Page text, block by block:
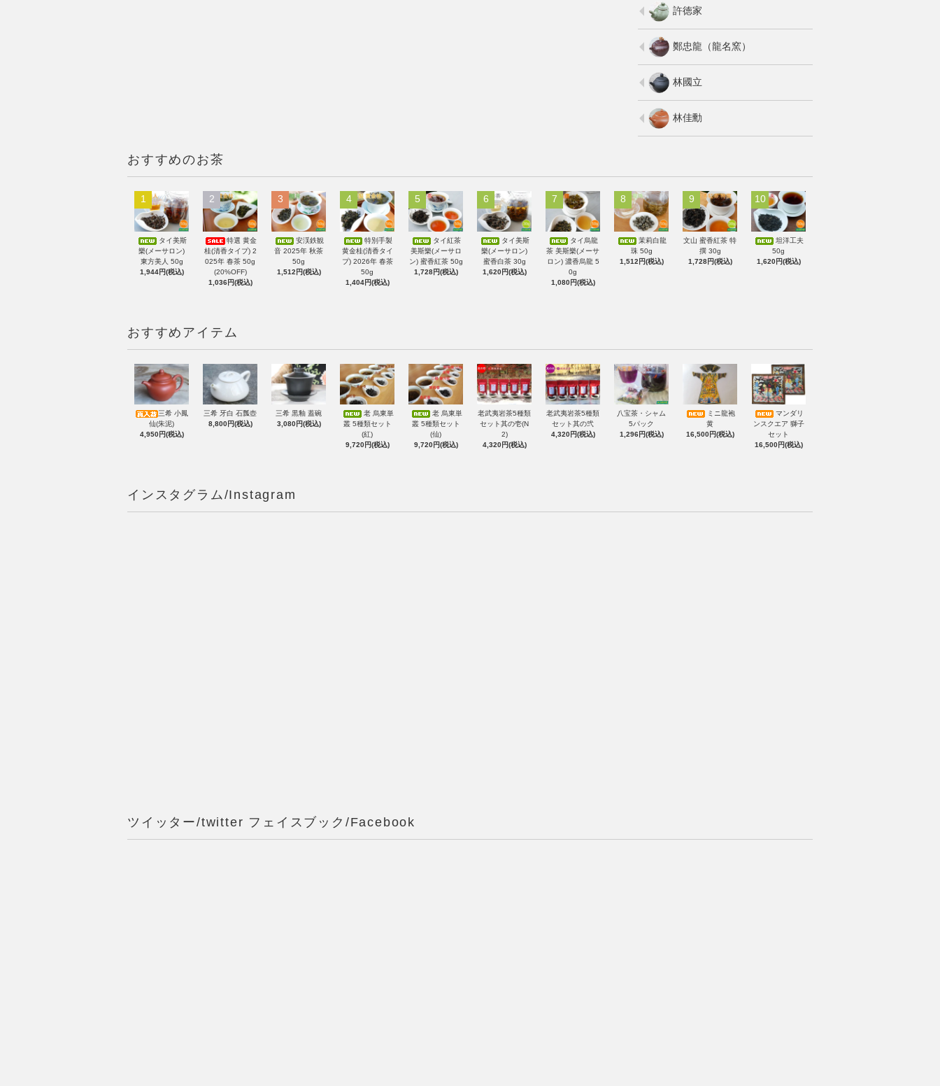
許徳家
鄭忠龍（龍名窯）
林國立
林佳勳
おすすめのお茶
1
タイ美斯
樂(メーサロン)
東方美人 50g
1,944円(税込)
2
特選 黄金
桂(清香タイプ) 2
025年 春茶 50g
(20%OFF)
1,036円(税込)
3
安渓鉄観
音 2025年 秋茶
50g
1,512円(税込)
4
特別手製
黄金桂(清香タイ
プ) 2026年 春茶
50g
1,404円(税込)
5
タイ紅茶
美斯樂(メーサロ
ン) 蜜香紅茶 50g
1,728円(税込)
6
タイ美斯
樂(メーサロン)
蜜香白茶 30g
1,620円(税込)
7
タイ烏龍
茶 美斯樂(メーサ
ロン) 濃香烏龍 5
0g
1,080円(税込)
8
茉莉白龍
珠 50g
1,512円(税込)
9
文山 蜜香紅茶 特
撰 30g
1,728円(税込)
10
坦洋工夫
50g
1,620円(税込)
おすすめアイテム
三希 小鳳
仙(朱泥)
4,950円(税込)
三希 牙白 石瓢壺
8,800円(税込)
三希 黒釉 蓋碗
3,080円(税込)
老 烏東単
叢 5種類セット
(紅)
9,720円(税込)
老 烏東単
叢 5種類セット
(仙)
9,720円(税込)
老武夷岩茶5種類
セット其の壱(N
2)
4,320円(税込)
老武夷岩茶5種類
セット其の弐
4,320円(税込)
八宝茶・シャム
5パック
1,296円(税込)
ミニ龍袍
黄
16,500円(税込)
マンダリ
ンスクエア 獅子
セット
16,500円(税込)
インスタグラム/Instagram
ツイッター/twitter フェイスブック/Facebook